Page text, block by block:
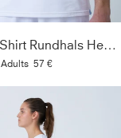
Tennis T-Shirt Rundhals Herren & Jungen, weiß
Adults 57 €